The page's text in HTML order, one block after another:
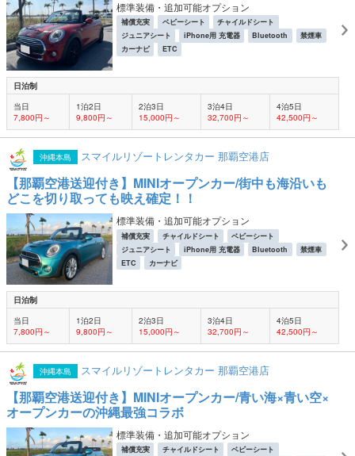
標準装備・追加可能オプション
補償充実 ベビーシート
チャイルドシート
ジュニアシート
iPhone用 充電器 Bluetooth
禁煙車
カーナビ
ETC
日泊制
当日
7,800円～
1泊2日
9,800円～
2泊3日
15,000円～
3泊4日
32,700円～
4泊5日
42,500円～
沖縄本島 スマイルリゾートレンタカー 那覇空港店
【那覇空港送迎付き】MINIオープンカー/街中も海沿いも
どこを切り取っても映え確定！！
標準装備・追加可能オプション
補償充実 チャイルドシート
ベビーシート
ジュニアシート
iPhone用 充電器 Bluetooth
禁煙車
ETC
カーナビ
日泊制
当日
7,800円～
1泊2日
9,800円～
2泊3日
15,000円～
3泊4日
32,700円～
4泊5日
42,500円～
沖縄本島 スマイルリゾートレンタカー 那覇空港店
【那覇空港送迎付き】MINIオープンカー/青い海×青い空×
オープンカーの沖縄最強コラボ
標準装備・追加可能オプション
補償充実 チャイルドシート
ベビーシート